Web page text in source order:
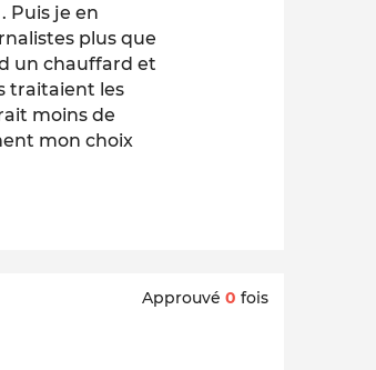
Puis je en
plus que
un chauffard et
traitaient les
moins de
mon choix
Approuvé 0 fois